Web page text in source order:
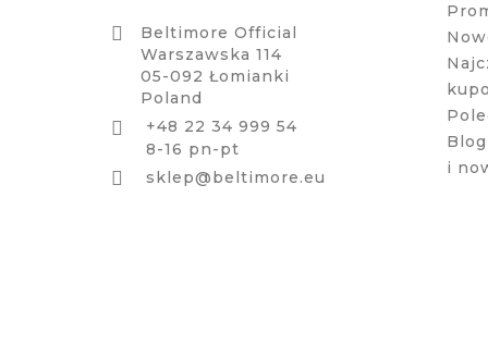

Beltimore Official
Warszawska 114
05-092 Łomianki
Poland

+48 22 34 999 54
8-16 pn-pt
 sklep@beltimore.eu
i